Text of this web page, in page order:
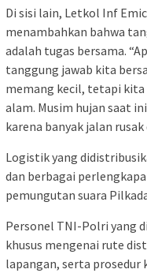
Di sisi lain, Letkol Inf
menambahkan bahwa
adalah tugas bersama.
tanggung jawab kita
memang kecil, tetapi kita
alam. Musim hujan saat
karena banyak jalan
Logistik yang
dan berbagai
pemungutan suara
Personel TNI-Polri yang
khusus mengenai rute
lapangan, serta prosedur